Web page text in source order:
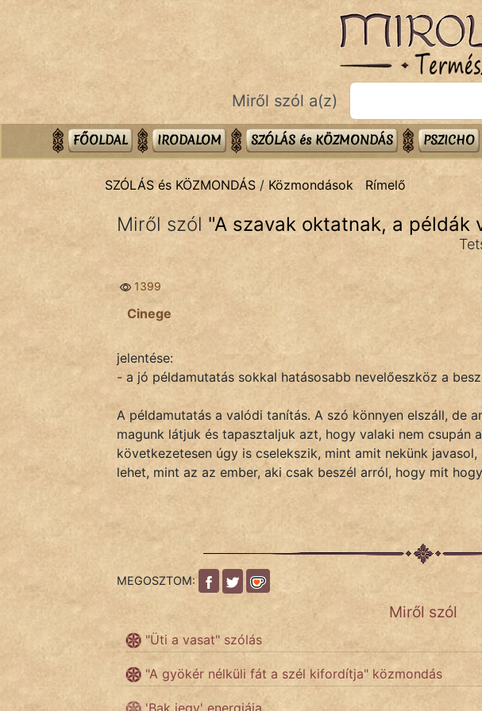
Bibliai
Közmondások
Szóláscsoportok
KÖZMONDÁS
FILM
Miről szól a(z)
FŐOLDAL IRODALOM SZÓLÁS és KÖZMONDÁS PSZICHO
SZÓLÁS és KÖZMONDÁS / Közmondások Rímelő
Miről szól "A szavak oktatnak, a példák
1399
Cinege
jelentése:
- a jó példamutatás sokkal hatásosabb nevelőeszköz a
A példamutatás a valódi tanítás. A szó könnyen elszáll, de
magunk látjuk és tapasztaljuk azt, hogy valaki nem csupán
következetesen úgy is cselekszik, mint amit nekünk
lehet, mint az az ember, aki csak beszél arról, hogy mit
MEGOSZTOM:
Miről szól
"Üti a vasat" szólás
"A gyökér nélküli fát a szél kifordítja" közmondás
'Bak jegy' energiája